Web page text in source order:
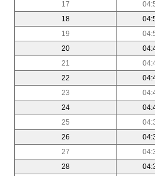
17
18
19
20
21
22
23
24
25
26
27
28